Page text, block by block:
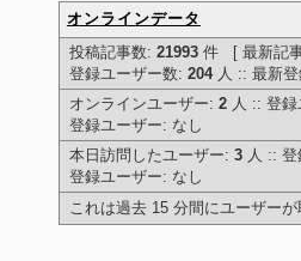
オンラインデータ
投稿記事数: 21993件 [ 最新記
登録ユーザー数: 204人 :: 最新登
オンラインユーザー: 2人 :: 登録
登録ユーザー: なし
本日訪問したユーザー: 3人 :: 登
登録ユーザー: なし
これは過去 15 分間にユーザー